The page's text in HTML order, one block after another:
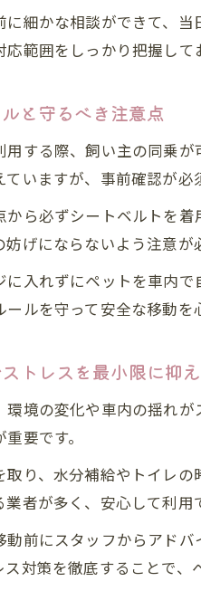
引越
群馬
細かな相談ができて、
範囲をしっかり把握して
と守るべき注意点
する際、飼い主の同乗
いますが、事前確認が必
ら必ずシートベルトを
げにならないよう注意が
入れずにペットを車内
ルを守って安全な移動を
トレスを最小限に抑
境の変化や車内の揺れ
要です。
り、水分補給やトイレ
者が多く、安心して利用
前にスタッフからアド
対策を徹底することで、